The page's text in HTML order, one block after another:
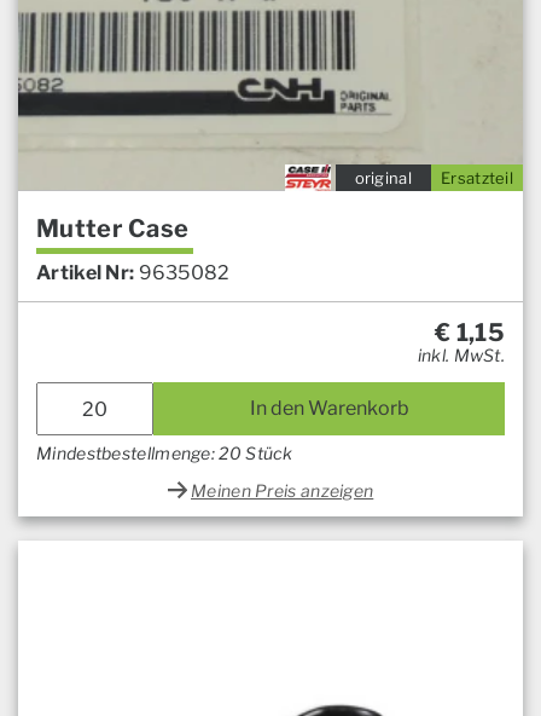
Ersatzteil
original
Mutter Case
Artikel Nr: 9635082
€ 1,15
inkl. MwSt.
In den Warenkorb
Mindestbestellmenge: 20 Stück
Meinen Preis anzeigen